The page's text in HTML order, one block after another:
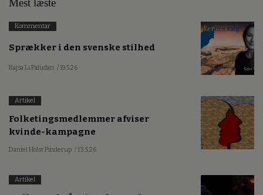
Mest læste
Kommentar
Sprækker i den svenske stilhed
Kajsa Li Paludan / 19.5.26
Artikel
Folketingsmedlemmer afviser
kvinde-kampagne
Daniel Holst Pinderup / 13.5.26
Artikel